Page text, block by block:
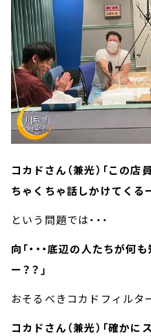
コカドさん（兼光）「この
ちゃくちゃ話しかけてくる
という問題では・・・
向「・・・底辺の人たちが何
ー？？」
おそるべきコカドフィルタ
コカドさん（兼光）「確か